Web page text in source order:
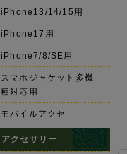
iPhone13/14/15用
iPhone17用
iPhone7/8/SE用
スマホジャケット多機
種対応用
モバイルアクセ
アクセサリー